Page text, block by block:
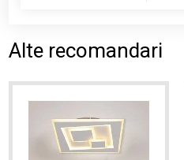
Alte recomandari